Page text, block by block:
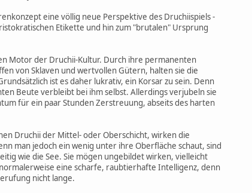
eine völlig neue Perspektive des Druchiispiels -
Etikette und hin zum "brutalen" Ursprung
Motor der Druchii-Kultur. Durch ihre permanenten
von Sklaven und wertvollen Gütern, halten sie die
ist es daher lukrativ, ein Korsar zu sein. Denn
Beute verbleibt bei ihm selbst. Allerdings verjubeln sie
für ein paar Stunden Zerstreuung, abseits des harten
Druchii der Mittel- oder Oberschicht, wirken die
man jedoch ein wenig unter ihre Oberfläche schaut, sind
wie die See. Sie mögen ungebildet wirken, vielleicht
eine scharfe, raubtierhafte Intelligenz, denn
nicht lange.